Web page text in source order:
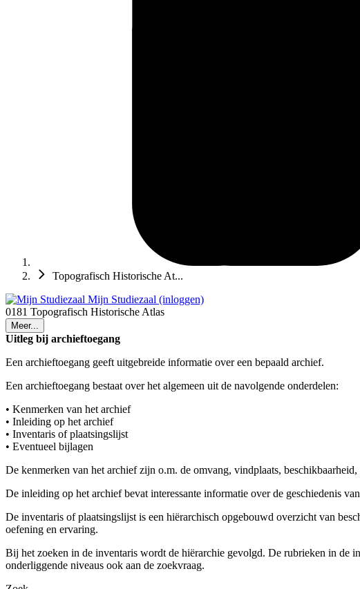
Topografisch Historische At...
Mijn Studiezaal (inloggen)
0181 Topografisch Historische Atlas
Meer...
Uitleg bij archieftoegang
Een archieftoegang geeft uitgebreide informatie over een bepaald archief.
Een archieftoegang bestaat over het algemeen uit de navolgende onderdelen:
• Kenmerken van het archief
• Inleiding op het archief
• Inventaris of plaatsingslijst
• Eventueel bijlagen
De kenmerken van het archief zijn o.m. de omvang, vindplaats, beschikbaarheid,
De inleiding op het archief bevat interessante informatie over de geschiedenis
De inventaris of plaatsingslijst is een hiërarchisch opgebouwd overzicht van
oefening en ervaring.
Bij het zoeken in de inventaris wordt de hiërarchie gevolgd. De rubrieken in de
onderliggende niveaus ook aan de zoekvraag.